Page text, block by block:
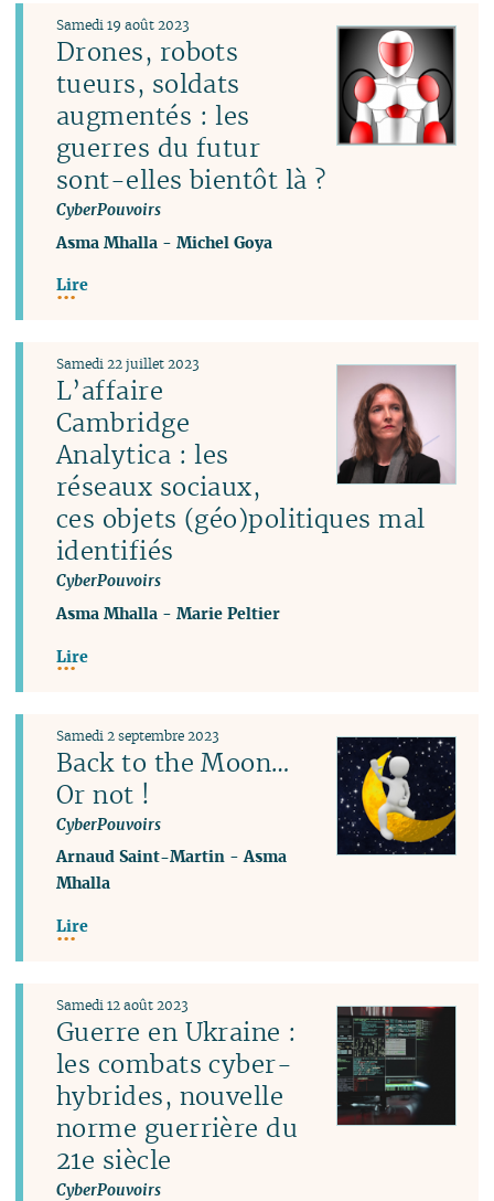
Drones, robots
tueurs, soldats
augmentés : les
guerres du futur
sont-elles bientôt là ?
CyberPouvoirs
Samedi 19 août 2023
Asma Mhalla -Michel Goya
Lire
L’affaire
Cambridge
Analytica : les
réseaux sociaux,
ces objets (géo)politiques mal
identifiés
CyberPouvoirs
Samedi 22 juillet 2023
Asma Mhalla -Marie Peltier
Lire
Back to the Moon…
Or not !
CyberPouvoirs
Samedi 2 septembre 2023
Arnaud Saint-Martin -Asma
Mhalla
Lire
Guerre en Ukraine :
les combats cyber-
hybrides, nouvelle
norme guerrière du
21e siècle
CyberPouvoirs
Samedi 12 août 2023